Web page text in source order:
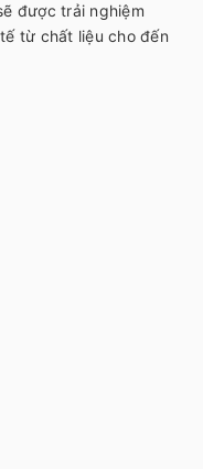
được trải nghiệm
từ chất liệu cho đến